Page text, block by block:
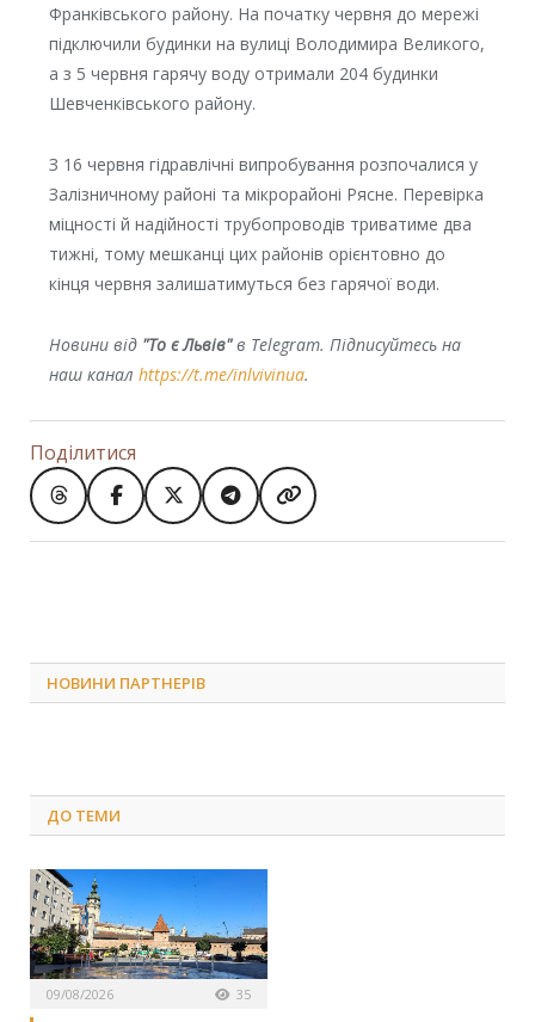
Франківського району. На початку червня до мережі
підключили будинки на вулиці Володимира Великого,
а з 5 червня гарячу воду отримали 204 будинки
Шевченківського району.
З 16 червня гідравлічні випробування розпочалися у
Залізничному районі та мікрорайоні Рясне. Перевірка
міцності й надійності трубопроводів триватиме два
тижні, тому мешканці цих районів орієнтовно до
кінця червня залишатимуться без гарячої води.
Новини від "То є Львів"в Telegram. Підписуйтесь на
наш канал https://t.me/inlvivinua.
Поділитися
НОВИНИ ПАРТНЕРІВ
ДО ТЕМИ
09/08/2026 35